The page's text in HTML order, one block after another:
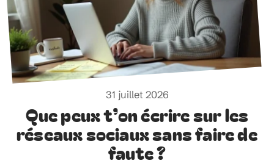
31 juillet 2026
Que peux t’on écrire sur les
réseaux sociaux sans faire de
faute ?